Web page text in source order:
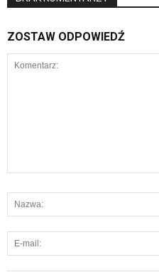
ZOSTAW ODPOWIEDŹ